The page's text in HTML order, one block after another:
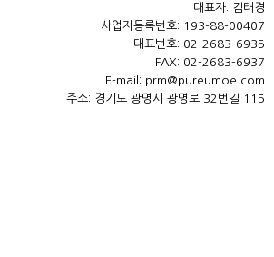
대표자: 김태경
사업자등록번호: 193-88-00407
대표번호: 02-2683-6935
FAX: 02-2683-6937
E-mail: prm@pureumoe.com
주소: 경기도 광명시 광명로 32번길 115